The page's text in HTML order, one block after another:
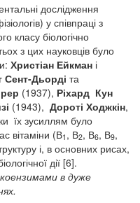
дослідження
у співпраці з
класу біологічно
з цих науковців було
Христіан Ейкман і
Сент-Дьорді та
(1937), Ріхард Кун
(1943), Дороті Ходжкін,
їх зусиллям було
вітаміни (В1 , В2, В6, В9,
і, в основних рисах,
дії [6].
в дуже